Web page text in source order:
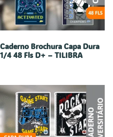
Caderno Brochura Capa Dura
1/4 48 Fls D+ – TILIBRA